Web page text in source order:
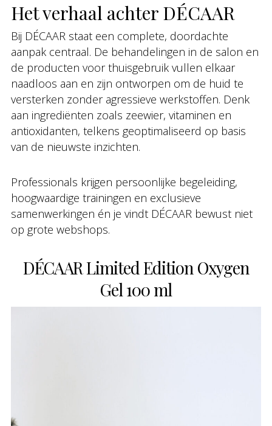
Het verhaal achter DÉCAAR
Bij DÉCAAR staat een complete, doordachte
aanpak centraal. De behandelingen in de salon en
de producten voor thuisgebruik vullen elkaar
naadloos aan en zijn ontworpen om de huid te
versterken zonder agressieve werkstoffen. Denk
aan ingrediënten zoals zeewier, vitaminen en
antioxidanten, telkens geoptimaliseerd op basis
van de nieuwste inzichten.
Professionals krijgen persoonlijke begeleiding,
hoogwaardige trainingen en exclusieve
samenwerkingen én je vindt DÉCAAR bewust niet
op grote webshops.
DÉCAAR Limited Edition Oxygen
Gel 100 ml